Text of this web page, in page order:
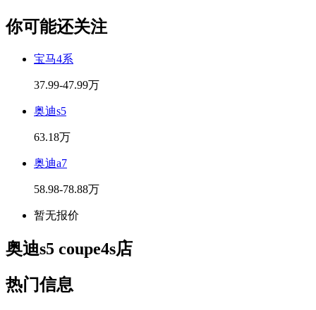
你可能还关注
宝马4系
37.99-47.99万
奥迪s5
63.18万
奥迪a7
58.98-78.88万
暂无报价
奥迪s5 coupe4s店
热门信息